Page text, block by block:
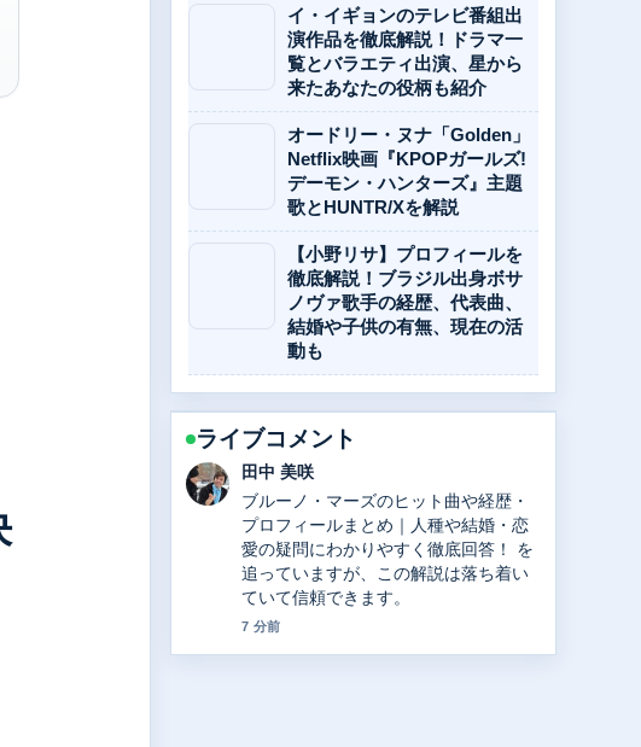
イ・イギョンのテレビ番組出
演作品を徹底解説！ドラマ一
覧とバラエティ出演、星から
来たあなたの役柄も紹介
オードリー・ヌナ「Golden」
Netflix映画『KPOPガールズ!
デーモン・ハンターズ』主題
歌とHUNTR/Xを解説
【小野リサ】プロフィールを
徹底解説！ブラジル出身ボサ
ノヴァ歌手の経歴、代表曲、
結婚や子供の有無、現在の活
動も
ライブコメント
中村 悠斗
中日ドラゴンズ高橋宏斗の現在｜年俸2
億円の内訳、WBC2大会連続最年少記
録、2025年成績を徹底解説 の背景説明
が助かります。ライブ更新を続けてく
ださい。
9 分前